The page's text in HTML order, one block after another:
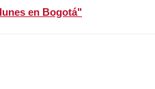
en Bogotá"